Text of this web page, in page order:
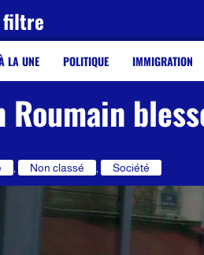
filtre
LA UNE POLITIQUE IMMIGRATION
Roumain
Non classé Société